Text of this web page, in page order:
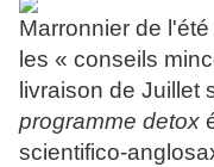
Marronnier de
les « conseils
livraison de Juillet
programme detox
scientifico-